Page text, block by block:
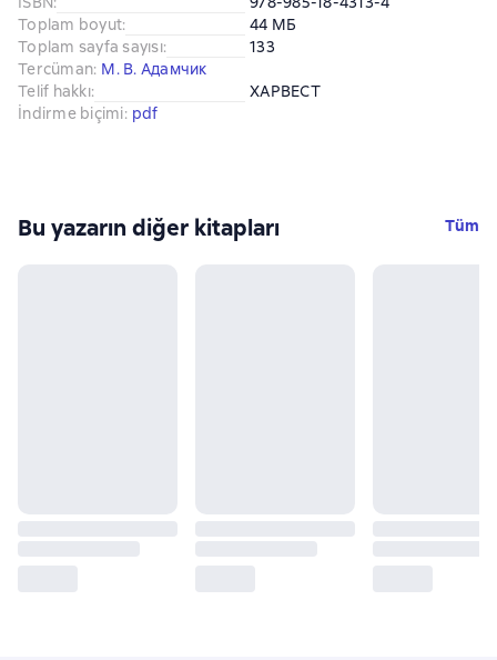
Toplam boyut:
44 МБ
Toplam sayfa sayısı:
133
Tercüman: М. В. Адамчик
Telif hakkı:
ХАРВЕСТ
İndirme biçimi: pdf
Bu yazarın diğer kitapları Tüm